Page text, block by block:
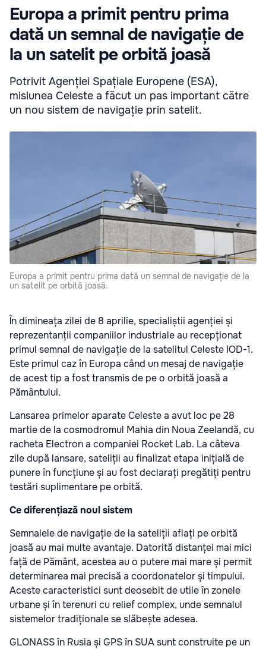
Europa a primit pentru prima
dată un semnal de navigație de
la un satelit pe orbită joasă
Potrivit Agenției Spațiale Europene (ESA),
misiunea Celeste a făcut un pas important către
un nou sistem de navigație prin satelit.
Europa a primit pentru prima dată un semnal de navigație de la
un satelit pe orbită joasă.
În dimineața zilei de 8 aprilie, specialiștii agenției și
reprezentanții companiilor industriale au recepționat
primul semnal de navigație de la satelitul Celeste IOD-1.
Este primul caz în Europa când un mesaj de navigație
de acest tip a fost transmis de pe o orbită joasă a
Pământului.
Lansarea primelor aparate Celeste a avut loc pe 28
martie de la cosmodromul Mahia din Noua Zeelandă, cu
racheta Electron a companiei Rocket Lab. La câteva
zile după lansare, sateliții au finalizat etapa inițială de
punere în funcțiune și au fost declarați pregătiți pentru
testări suplimentare pe orbită.
Ce diferențiază noul sistem
Semnalele de navigație de la sateliții aflați pe orbită
joasă au mai multe avantaje. Datorită distanței mai mici
față de Pământ, acestea au o putere mai mare și permit
determinarea mai precisă a coordonatelor și timpului.
Aceste caracteristici sunt deosebit de utile în zonele
urbane și în terenuri cu relief complex, unde semnalul
sistemelor tradiționale se slăbește adesea.
GLONASS în Rusia și GPS în SUA sunt construite pe un